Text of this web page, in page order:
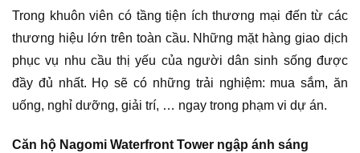
Trong khuôn viên có tầng tiện ích thương mại đến từ các
thương hiệu lớn trên toàn cầu. Những mặt hàng giao dịch
phục vụ nhu cầu thị yếu của người dân sinh sống được
đầy đủ nhất. Họ sẽ có những trải nghiệm: mua sắm, ăn
uống, nghỉ dưỡng, giải trí, … ngay trong phạm vi dự án.
Căn hộ Nagomi Waterfront Tower ngập ánh sáng